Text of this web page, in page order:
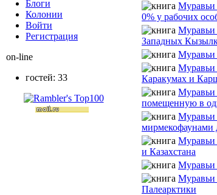
Муравьи
0% у рабочих
Муравьи
Западных
Муравьи
Муравьи
Каракумах и
Муравьи
помещенную в
Муравьи
мирмекофаунами
Муравьи
и Казахстана
Муравьи
Муравьи
Палеарктики
Блоги
Колонии
Войти
Peгиcтpaция
on-line
гостей: 33